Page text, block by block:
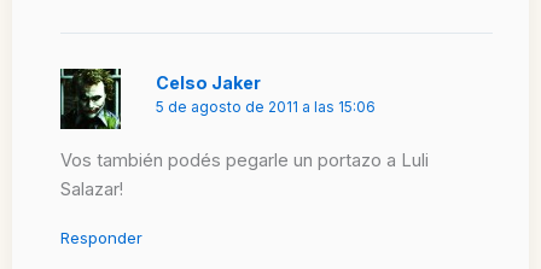
Celso Jaker
5 de agosto de 2011 a las 15:06
Vos también podés pegarle un portazo a Luli
Salazar!
Responder